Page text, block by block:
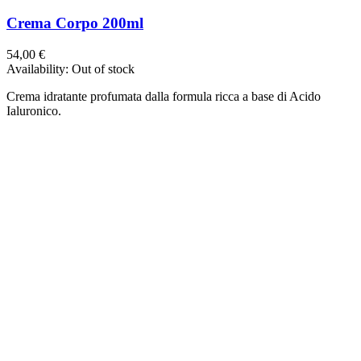
Crema Corpo 200ml
54,00 €
Availability: Out of stock
Crema idratante profumata dalla formula ricca a base di Acido
Ialuronico.